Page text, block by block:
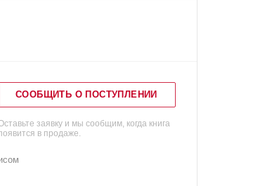
СООБЩИТЬ О ПОСТУПЛЕНИИ
заявку и мы сообщим, когда книга
в продаже.